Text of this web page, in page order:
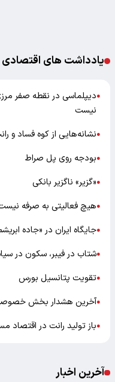
یادداشت های اقتصادی
●دیپلماسی در نقطه صفر
نیست
●نشانه‌هایی از کوه فساد و
●بودجه روی پل صراط
●«گزیر» ناگزیر بانکی
●هیچ فعالیتی به صرفه
●جایگاه ایران در «جاده
●شتاب در فیبر، سکون در
●تقویت پتانسیل بورس
●آخرین هشدار بخش خصوصی
●باز تولید رانت در اقتصاد
آخرین اخبار